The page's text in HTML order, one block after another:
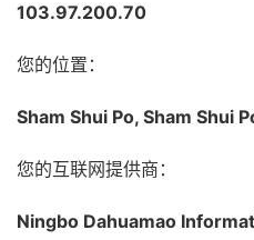
103.97.200.70
您的位置：
Sham Shui Po, Sham Shui
您的互联网提供商：
Ningbo Dahuamao